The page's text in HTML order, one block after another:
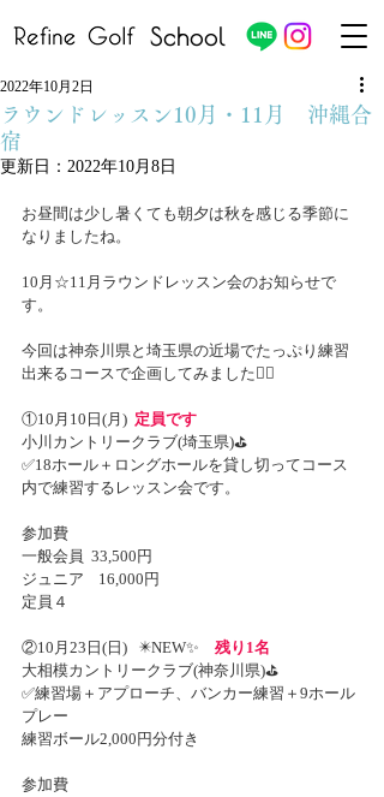
School
ラウンドレッスン10月・11月 沖縄合
宿
2022年10月2日
更新日： 2022年10月8日
お昼間は少し暑くても朝夕は秋を感じる季節に
なりましたね。
10月☆11月ラウンドレッスン会のお知らせで
す。
今回は神奈川県と埼玉県の近場でたっぷり練習
出来るコースで企画してみました🏌️‍♂️
①10月10日(月) 定員です
小川カントリークラブ(埼玉県)⛳️
✅18ホール＋ロングホールを貸し切ってコース
内で練習するレッスン会です。
参加費
一般会員  33,500円
ジュニア    16,000円
定員４
②10月23日(日)   ✴️NEW✨ 残り1名
大相模カントリークラブ(神奈川県)⛳️
✅練習場＋アプローチ、バンカー練習＋9ホール
プレー
練習ボール2,000円分付き
参加費